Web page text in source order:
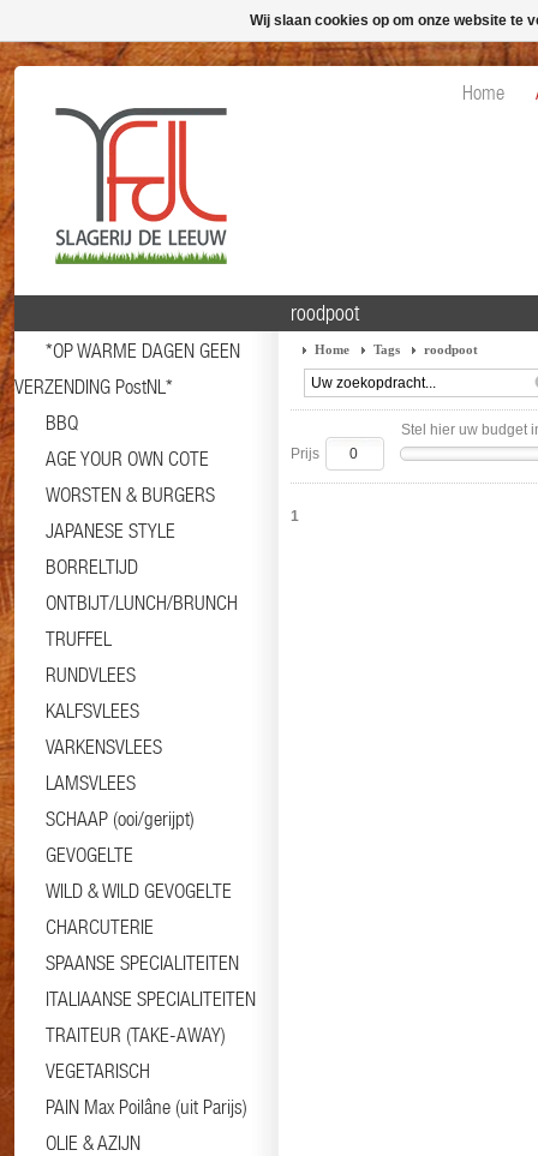
Home
*OP WARME DAGEN GEEN
VERZENDING PostNL*
BBQ
AGE YOUR OWN COTE
WORSTEN & BURGERS
JAPANESE STYLE
BORRELTIJD
ONTBIJT/LUNCH/BRUNCH
TRUFFEL
RUNDVLEES
KALFSVLEES
VARKENSVLEES
LAMSVLEES
SCHAAP (ooi/gerijpt)
GEVOGELTE
WILD & WILD GEVOGELTE
CHARCUTERIE
SPAANSE SPECIALITEITEN
ITALIAANSE SPECIALITEITEN
TRAITEUR (TAKE-AWAY)
VEGETARISCH
PAIN Max Poilâne (uit Parijs)
OLIE & AZIJN
roodpoot
Home Tags roodpoot
Stel hier uw budget
Prijs
1
Wij slaan cookies op om onze website te